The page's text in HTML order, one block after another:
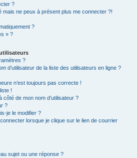
?
mais ne peux à présent plus me connecter ?!
?
» ?
?
d’utilisateur de la liste des utilisateurs en ligne ?
n’est toujours pas correcte !
!
de mon nom d’utilisateur ?
?
je le modifier ?
lorsque je clique sur le lien de courrier
sujet ou une réponse ?